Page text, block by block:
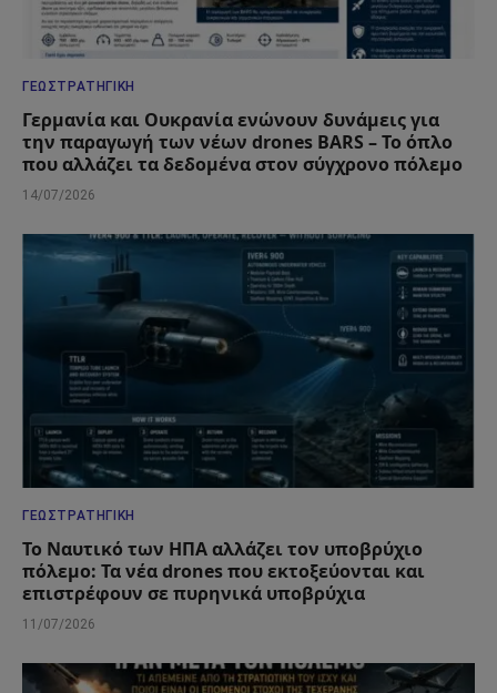
ΓΕΩΣΤΡΑΤΗΓΙΚΉ
Γερμανία και Ουκρανία ενώνουν δυνάμεις για
την παραγωγή των νέων drones BARS – Το όπλο
που αλλάζει τα δεδομένα στον σύγχρονο πόλεμο
14/07/2026
ΓΕΩΣΤΡΑΤΗΓΙΚΉ
Το Ναυτικό των ΗΠΑ αλλάζει τον υποβρύχιο
πόλεμο: Τα νέα drones που εκτοξεύονται και
επιστρέφουν σε πυρηνικά υποβρύχια
11/07/2026